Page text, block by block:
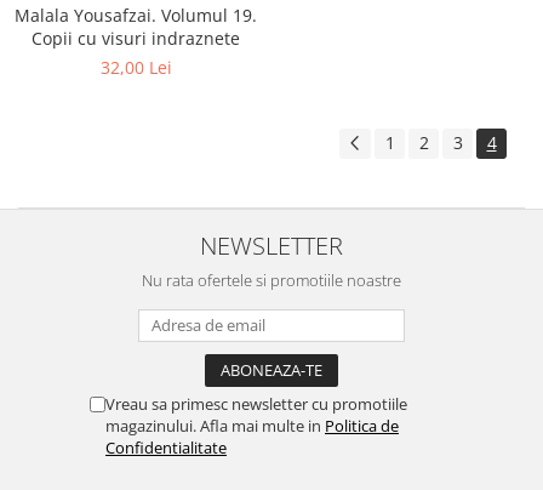
Malala Yousafzai. Volumul 19.
Copii cu visuri indraznete
32,00 Lei
1 2 3 4
NEWSLETTER
Nu rata ofertele si promotiile noastre
Vreau sa primesc newsletter cu promotiile
magazinului. Afla mai multe in Politica de
Confidentialitate